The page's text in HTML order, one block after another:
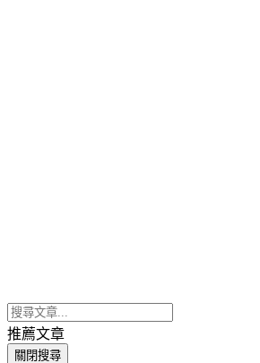
推薦文章
關閉搜尋